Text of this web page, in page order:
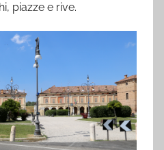
piazze e rive.